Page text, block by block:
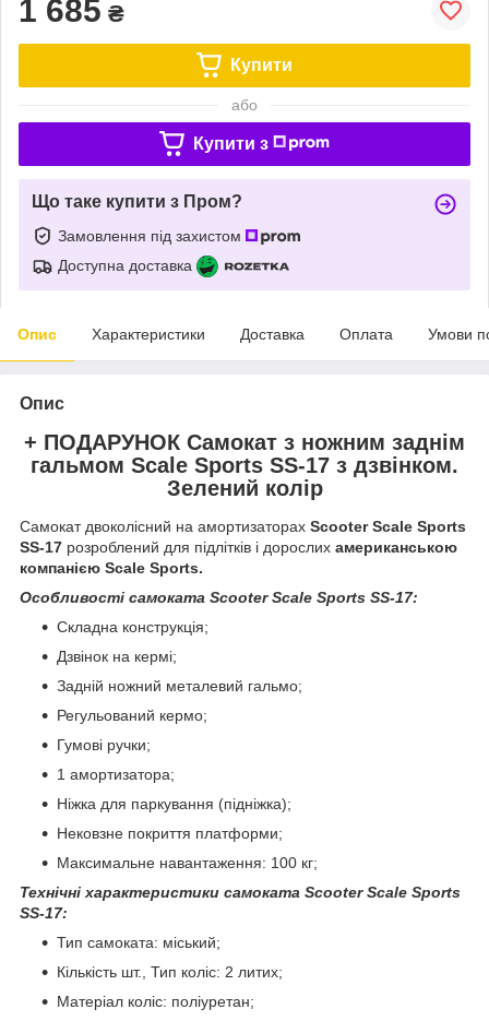
1 685 ₴
Купити
або
Купити з
Що таке купити з Пром?
Замовлення під захистом
Доступна доставка
Опис Характеристики Доставка Оплата Умови
Опис
+ ПОДАРУНОК Самокат з ножним заднім
гальмом Scale Sports SS-17 з дзвінком.
Зелений колір
Самокат двоколісний на амортизаторах Scooter Scale Sports
SS-17 розроблений для підлітків і дорослих американською
компанією Scale Sports.
Особливості самоката Scooter Scale Sports SS-17:
Складна конструкція;
Дзвінок на кермі;
Задній ножний металевий гальмо;
Регульований кермо;
Гумові ручки;
1 амортизатора;
Ніжка для паркування (підніжка);
Нековзне покриття платформи;
Максимальне навантаження: 100 кг;
Технічні характеристики самоката Scooter Scale Sports
SS-17:
Тип самоката: міський;
Кількість шт., Тип коліс: 2 литих;
Матеріал коліс: поліуретан;